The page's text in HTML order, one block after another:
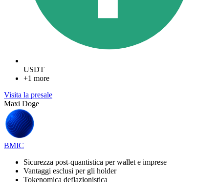
USDT
+1 more
Visita la presale
Maxi Doge
BMIC
Sicurezza post-quantistica per wallet e imprese
Vantaggi esclusi per gli holder
Tokenomica deflazionistica